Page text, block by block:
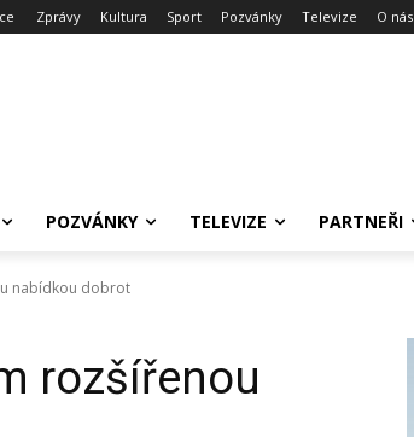
Zprávy Kultura Sport Pozvánky Televize O nás
POZVÁNKY TELEVIZE PARTNEŘI
nabídkou dobrot
rozšířenou